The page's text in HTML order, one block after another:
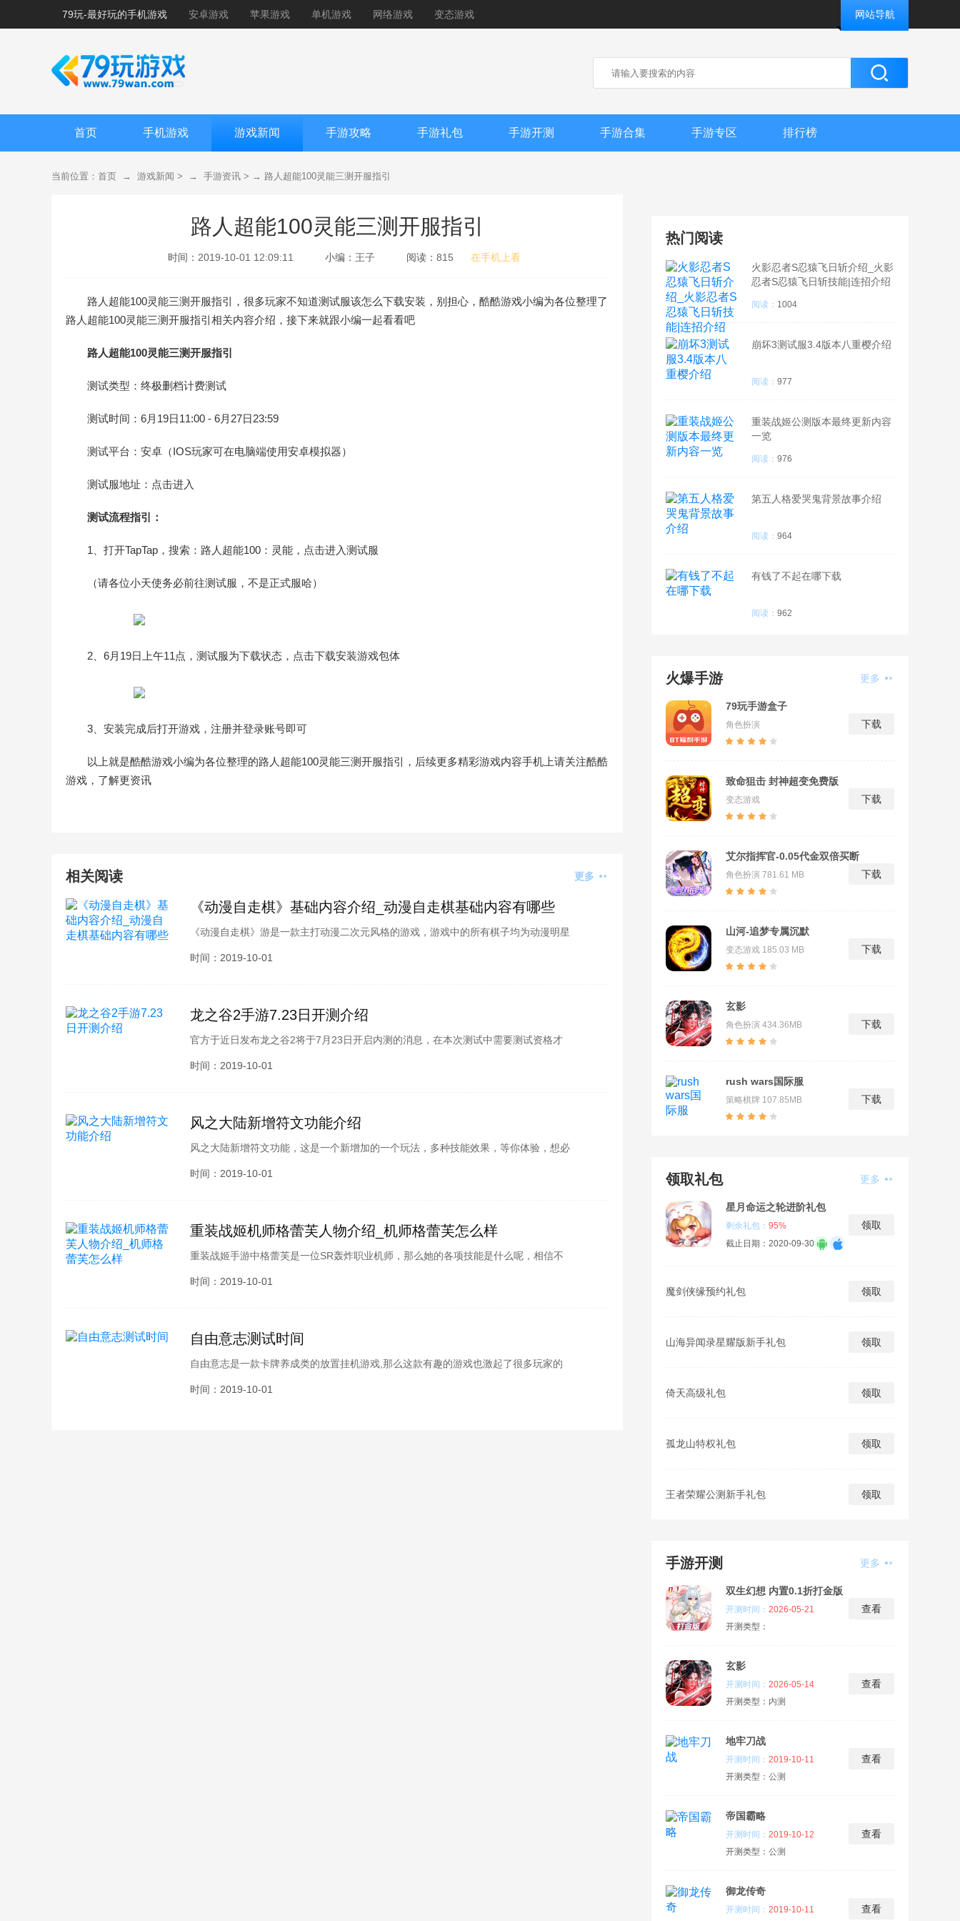
79玩-最好玩的手机游戏 安卓游戏 苹果游戏 单机游戏 网络游戏 变态游戏 网站导航
首页 手机游戏 游戏新闻 手游攻略 手游礼包 手游开测 手游合集 手游专区 排行榜
当前位置： 首页 → 游戏新闻 > → 手游资讯 > → 路人超能100灵能三测开服指引
路人超能100灵能三测开服指引
时间： 2019-10-01 12:09:11 小编： 王子 阅读： 815 在手机上看
路人超能100灵能三测开服指引，很多玩家不知道测试服该怎么下载安装，别担心，酷酷游戏小编为各位整理了
路人超能100灵能三测开服指引相关内容介绍，接下来就跟小编一起看看吧
路人超能100灵能三测开服指引
测试类型：终极删档计费测试
测试时间：6月19日11:00 - 6月27日23:59
测试平台：安卓（IOS玩家可在电脑端使用安卓模拟器）
测试服地址：点击进入
测试流程指引：
1、打开TapTap，搜索：路人超能100：灵能，点击进入测试服
（请各位小天使务必前往测试服，不是正式服哈）
2、6月19日上午11点，测试服为下载状态，点击下载安装游戏包体
3、安装完成后打开游戏，注册并登录账号即可
以上就是酷酷游戏小编为各位整理的路人超能100灵能三测开服指引，后续更多精彩游戏内容手机上请关注酷酷
游戏，了解更资讯
相关阅读 更多
《动漫自走棋》基础内容介绍_动漫自走棋基础内容有哪些
《动漫自走棋》游是一款主打动漫二次元风格的游戏，游戏中的所有棋子均为动漫明星
角色。其精美画面，及独创的魔法卡等全新玩法使得整个游戏更加生动，那么动漫自走
时间：2019-10-01
龙之谷2手游7.23日开测介绍
官方于近日发布龙之谷2将于7月23日开启内测的消息，在本次测试中需要测试资格才
可以进入体验。龙之谷2作为一款3D版ARPG手游，是端游移植而来，至今也在游戏画
绍，快来跟小编一起了解一番吧~
时间：2019-10-01
风之大陆新增符文功能介绍
风之大陆新增符文功能，这是一个新增加的一个玩法，多种技能效果，等你体验，想必
各位玩家也都想要了解吧，酷酷游戏小编为各位整理了风之大陆新增符文功能介绍，接
时间：2019-10-01
重装战姬机师格蕾芙人物介绍_机师格蕾芙怎么样
重装战姬手游中格蕾芙是一位SR轰炸职业机师，那么她的各项技能是什么呢，相信不
少小伙伴们都同样的疑问吧，下面由酷酷游戏小编为各位带来的重装战姬机师格蕾芙人
时间：2019-10-01
自由意志测试时间
自由意志是一款卡牌养成类的放置挂机游戏,那么这款有趣的游戏也激起了很多玩家的
兴趣，那么这款有趣的游戏什么时候测试呢？想必各位玩家也都想要了解吧，酷酷游戏
时间：2019-10-01
热门阅读
火影忍者S忍猿飞日斩介绍_火影
忍者S忍猿飞日斩技能|连招介绍
阅读： 1004
崩坏3测试服3.4版本八重樱介绍
阅读： 977
重装战姬公测版本最终更新内容
一览
阅读： 976
第五人格爱哭鬼背景故事介绍
阅读： 964
有钱了不起在哪下载
阅读： 962
火爆手游 更多
79玩手游盒子
角色扮演 下载
致命狙击 封神超变免费版
变态游戏 下载
艾尔指挥官-0.05代金双倍买断
角色扮演 781.61 MB 下载
山河-追梦专属沉默
变态游戏 185.03 MB 下载
玄影
角色扮演 434.36MB 下载
rush wars国际服
策略棋牌 107.85MB 下载
领取礼包 更多
星月命运之轮进阶礼包
剩余礼包： 95%
截止日期：2020-09-30
领取
魔剑侠缘预约礼包 领取
山海异闻录星耀版新手礼包 领取
倚天高级礼包 领取
孤龙山特权礼包 领取
王者荣耀公测新手礼包 领取
手游开测 更多
双生幻想 内置0.1折打金版
开测时间： 2026-05-21
开测类型：
查看
玄影
开测时间： 2026-05-14
开测类型： 内测
查看
地牢刀战
开测时间： 2019-10-11
开测类型： 公测
查看
帝国霸略
开测时间： 2019-10-12
开测类型： 公测
查看
御龙传奇
开测时间： 2019-10-11 查看